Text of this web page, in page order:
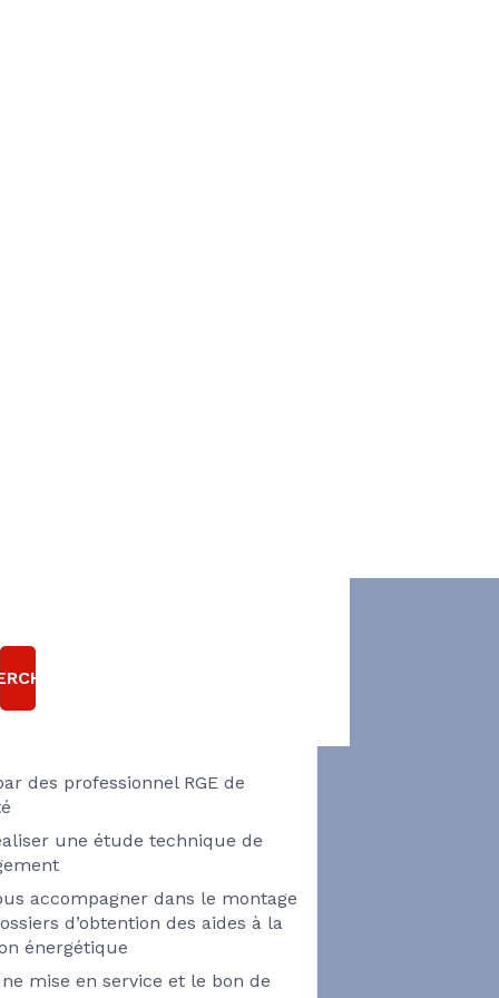
RÉNOVATION
?
des professionnel RGE de
une étude technique de
accompagner dans le montage
d’obtention des aides à la
énergétique
mise en service et le bon de